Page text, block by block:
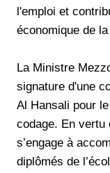
l'emploi et
économique de
La Ministre
signature d'une
Al Hansali pour
codage. En vertu
s’engage à
diplômés de